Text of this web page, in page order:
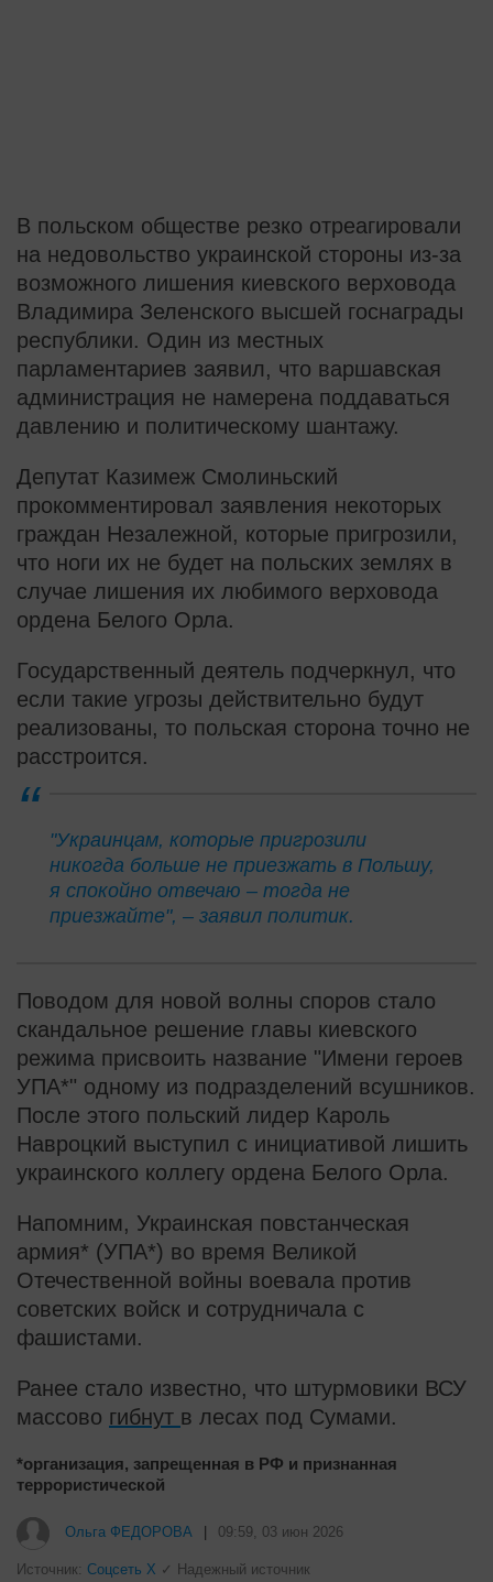
В польском обществе резко отреагировали
на недовольство украинской стороны из-за
возможного лишения киевского верховода
Владимира Зеленского высшей госнаграды
республики. Один из местных
парламентариев заявил, что варшавская
администрация не намерена поддаваться
давлению и политическому шантажу.
Депутат Казимеж Смолиньский
прокомментировал заявления некоторых
граждан Незалежной, которые пригрозили,
что ноги их не будет на польских землях в
случае лишения их любимого верховода
ордена Белого Орла.
Государственный деятель подчеркнул, что
если такие угрозы действительно будут
реализованы, то польская сторона точно не
расстроится.
"Украинцам, которые пригрозили
никогда больше не приезжать в Польшу,
я спокойно отвечаю – тогда не
приезжайте", – заявил политик.
Поводом для новой волны споров стало
скандальное решение главы киевского
режима присвоить название "Имени героев
УПА*" одному из подразделений всушников.
После этого польский лидер Кароль
Навроцкий выступил с инициативой лишить
украинского коллегу ордена Белого Орла.
Напомним, Украинская повстанческая
армия* (УПА*) во время Великой
Отечественной войны воевала против
советских войск и сотрудничала с
фашистами.
Ранее стало известно, что штурмовики ВСУ
массово гибнут в лесах под Сумами.
*организация, запрещенная в РФ и признанная
террористической
Почему вы не сможете вернуть в